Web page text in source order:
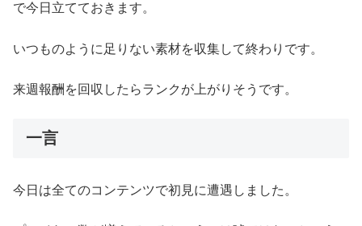
で今日立てておきます。
いつものように足りない素材を収集して終わりです。
来週報酬を回収したらランクが上がりそうです。
一言
今日は全てのコンテンツで初見に遭遇しました。